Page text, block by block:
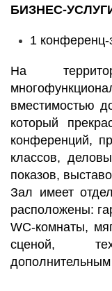
БИЗНЕС-
1 конференц-
На
вместимостью
который
конференций,
классов,
показов,
Зал имеет
расположены:
WC-комнаты,
сценой,